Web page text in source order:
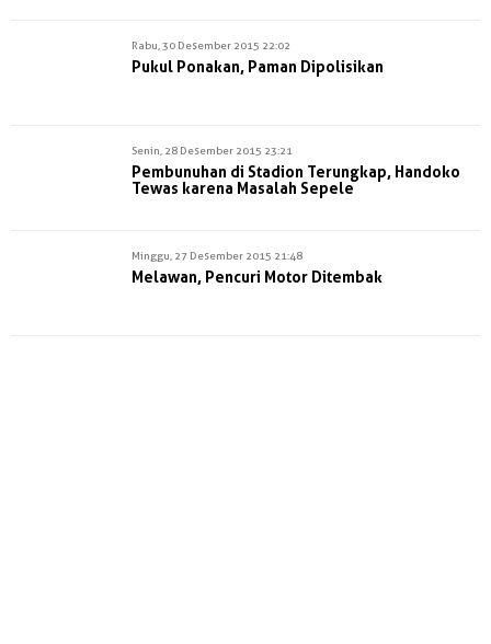
Rabu, 30 Desember 2015 22:02
Pukul Ponakan, Paman Dipolisikan
Senin, 28 Desember 2015 23:21
Pembunuhan di Stadion Terungkap, Handoko
Tewas karena Masalah Sepele
Minggu, 27 Desember 2015 21:48
Melawan, Pencuri Motor Ditembak